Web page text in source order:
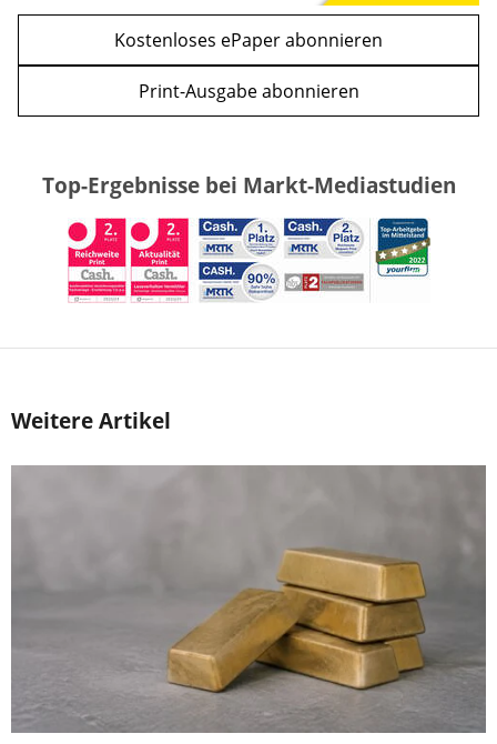
Kostenloses ePaper abonnieren
Print-Ausgabe abonnieren
Top-Ergebnisse bei Markt-Mediastudien
Weitere Artikel